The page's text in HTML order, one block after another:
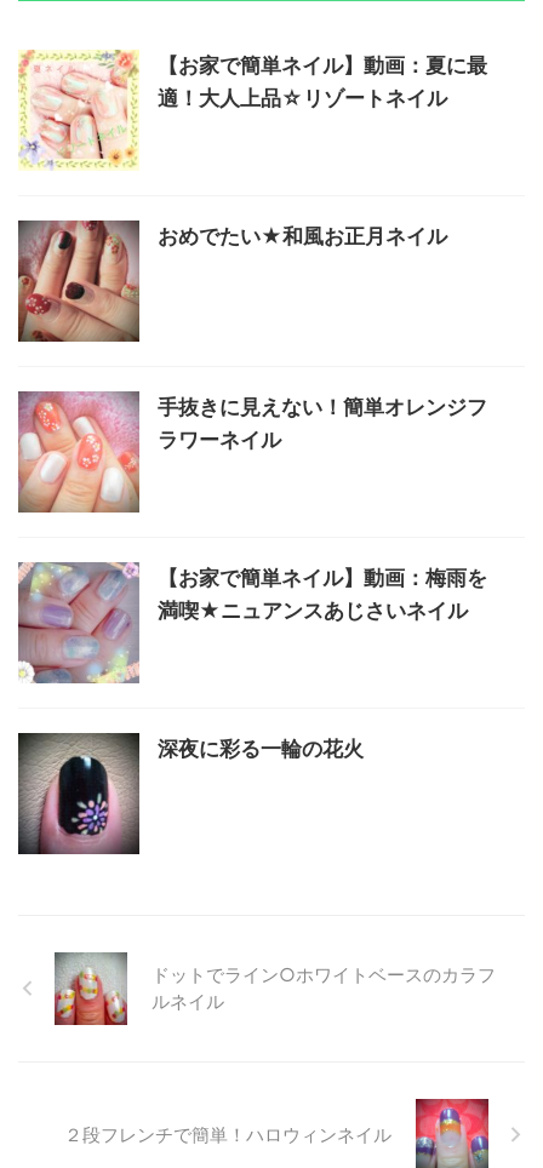
【お家で簡単ネイル】動画：夏に最
適！大人上品☆リゾートネイル
おめでたい★和風お正月ネイル
手抜きに見えない！簡単オレンジフ
ラワーネイル
【お家で簡単ネイル】動画：梅雨を
満喫★ニュアンスあじさいネイル
深夜に彩る一輪の花火
ドットでライン○ホワイトベースのカラフ
ルネイル
２段フレンチで簡単！ハロウィンネイル